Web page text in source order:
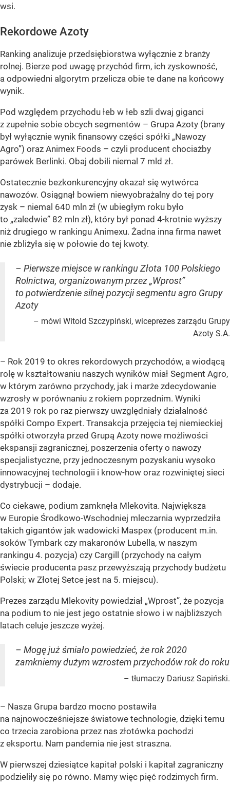
wsi.
Rekordowe Azoty
Ranking analizuje przedsiębiorstwa wyłącznie z branży
rolnej. Bierze pod uwagę przychód firm, ich zyskowność,
a odpowiedni algorytm przelicza obie te dane na końcowy
wynik.
Pod względem przychodu łeb w łeb szli dwaj giganci
z zupełnie sobie obcych segmentów – Grupa Azoty (brany
był wyłącznie wynik finansowy części spółki „Nawozy
Agro”) oraz Animex Foods – czyli producent chociażby
parówek Berlinki. Obaj dobili niemal 7 mld zł.
Ostatecznie bezkonkurencyjny okazał się wytwórca
nawozów. Osiągnął bowiem niewyobrażalny do tej pory
zysk – niemal 640 mln zł (w ubiegłym roku było
to „zaledwie” 82 mln zł), który był ponad 4-krotnie wyższy
niż drugiego w rankingu Animexu. Żadna inna firma nawet
nie zbliżyła się w połowie do tej kwoty.
– Pierwsze miejsce w rankingu Złota 100 Polskiego
Rolnictwa, organizowanym przez „Wprost”
to potwierdzenie silnej pozycji segmentu agro Grupy
Azoty
– mówi Witold Szczypiński, wiceprezes zarządu Grupy
Azoty S.A.
– Rok 2019 to okres rekordowych przychodów, a wiodącą
rolę w kształtowaniu naszych wyników miał Segment Agro,
w którym zarówno przychody, jak i marże zdecydowanie
wzrosły w porównaniu z rokiem poprzednim. Wyniki
za 2019 rok po raz pierwszy uwzględniały działalność
spółki Compo Expert. Transakcja przejęcia tej niemieckiej
spółki otworzyła przed Grupą Azoty nowe możliwości
ekspansji zagranicznej, poszerzenia oferty o nawozy
specjalistyczne, przy jednoczesnym pozyskaniu wysoko
innowacyjnej technologii i know-how oraz rozwiniętej sieci
dystrybucji – dodaje.
Co ciekawe, podium zamknęła Mlekovita. Największa
w Europie Środkowo-Wschodniej mleczarnia wyprzedziła
takich gigantów jak wadowicki Maspex (producent m.in.
soków Tymbark czy makaronów Lubella, w naszym
rankingu 4. pozycja) czy Cargill (przychody na całym
świecie producenta pasz przewyższają przychody budżetu
Polski; w Złotej Setce jest na 5. miejscu).
Prezes zarządu Mlekovity powiedział „Wprost”, że pozycja
na podium to nie jest jego ostatnie słowo i w najbliższych
latach celuje jeszcze wyżej.
– Mogę już śmiało powiedzieć, że rok 2020
zamkniemy dużym wzrostem przychodów rok do roku
– tłumaczy Dariusz Sapiński.
– Nasza Grupa bardzo mocno postawiła
na najnowocześniejsze światowe technologie, dzięki temu
co trzecia zarobiona przez nas złotówka pochodzi
z eksportu. Nam pandemia nie jest straszna.
W pierwszej dziesiątce kapitał polski i kapitał zagraniczny
podzieliły się po równo. Mamy więc pięć rodzimych firm.